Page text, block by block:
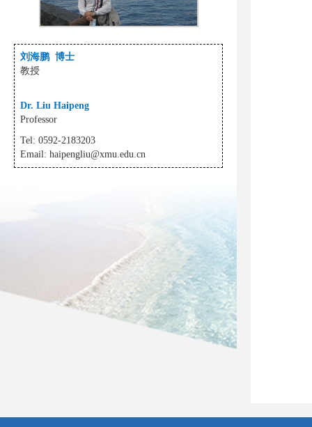
刘海鹏 博士
教授
Dr. Liu Haipeng
Professor
Tel: 0592-2183203
Email: haipengliu@xmu.edu.cn